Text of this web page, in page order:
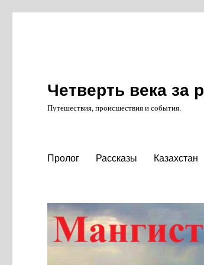
Четверть века за
Путешествия, происшествия и события.
Пролог Рассказы Казахстан